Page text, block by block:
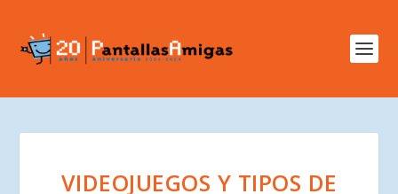
VIDEOJUEGOS Y TIPOS DE